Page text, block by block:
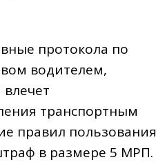
протокола по
водителем,
транспортным
правил пользования
в размере 5 МРП.